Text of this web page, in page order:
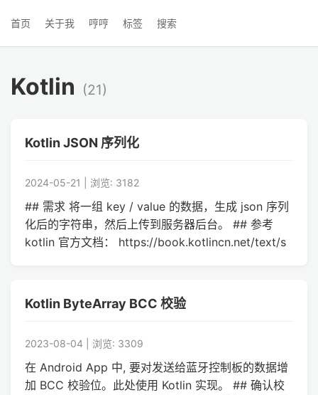
首页 关于我 哼哼 标签 搜索
Kotlin (21)
Kotlin JSON 序列化
2024-05-21 | 浏览: 3182
## 需求 将一组 key / value 的数据，生成 json 序列
化后的字符串，然后上传到服务器后台。 ## 参考
kotlin 官方文档： https://book.kotlincn.net/text/s
Kotlin ByteArray BCC 校验
2023-08-04 | 浏览: 3309
在 Android App 中, 要对发送给蓝牙控制板的数据增
加 BCC 校验位。此处使用 Kotlin 实现。 ## 确认校